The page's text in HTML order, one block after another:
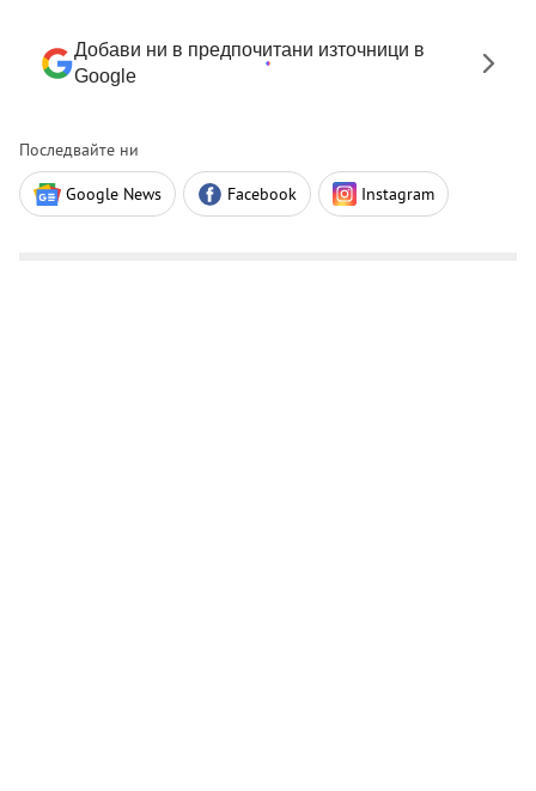
Добави ни в предпочитани източници в
Google
Последвайте ни
Google News Facebook Instagram